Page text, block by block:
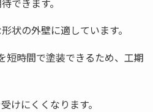
状の外壁に適しています。
短時間で塗装できるため、工期
けにくくなります。